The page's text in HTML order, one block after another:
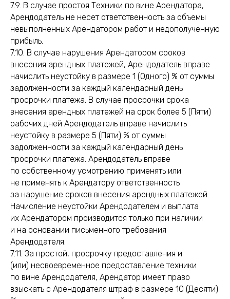
7.9. В случае простоя Техники по вине Арендатора,
Арендодатель не несет ответственность за объемы
невыполненных Арендатором работ и недополученную
прибыль.
7.10. В случае нарушения Арендатором сроков
внесения арендных платежей, Арендодатель вправе
начислить неустойку в размере 1 (Одного) % от суммы
задолженности за каждый календарный день
просрочки платежа. В случае просрочки срока
внесения арендных платежей на срок более 5 (Пяти)
рабочих дней Арендодатель вправе начислить
неустойку в размере 5 (Пяти) % от суммы
задолженности за каждый календарный день
просрочки платежа. Арендодатель вправе
по собственному усмотрению применять или
не применять к Арендатору ответственность
за нарушение сроков внесения арендных платежей.
Начисление неустойки Арендодателем и выплата
их Арендатором производится только при наличии
и на основании письменного требования
Арендодателя.
7.11. За простой, просрочку предоставления и
(или) несвоевременное предоставление техники
по вине Арендодателя, Арендатор имеет право
взыскать с Арендодателя штраф в размере 10 (Десяти)